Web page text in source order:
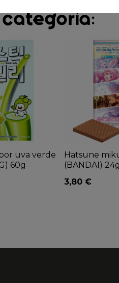
uva verde
60g
Hatsune
(BANDAI) 24g
3,80 €